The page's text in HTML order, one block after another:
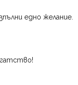
едно желание.